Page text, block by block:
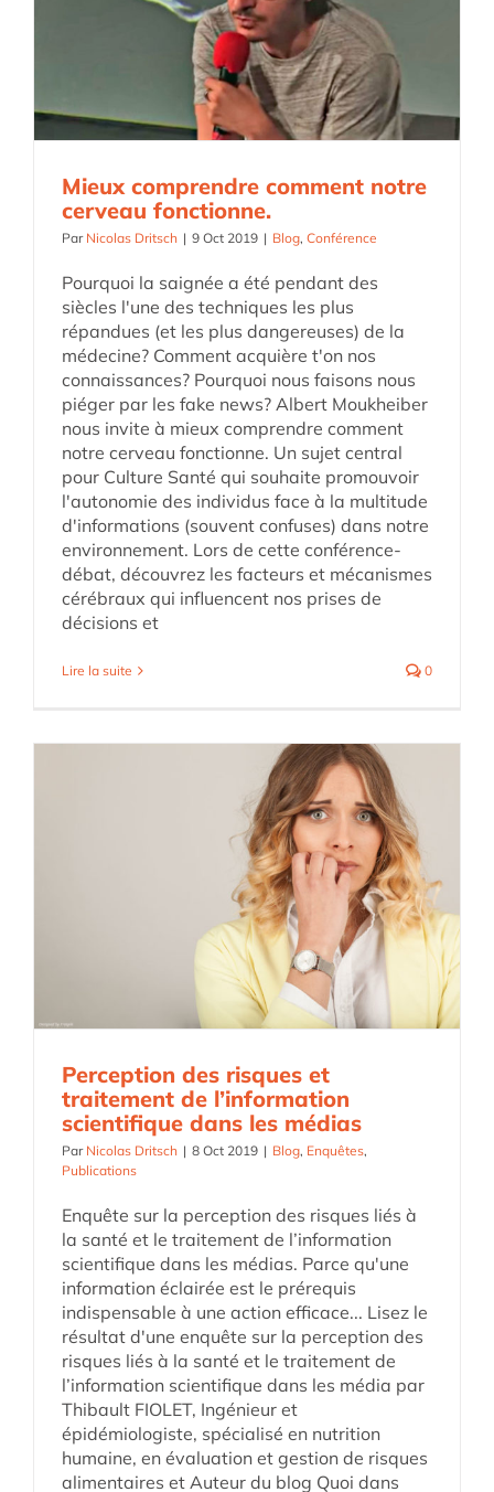
Mieux comprendre comment notre
cerveau fonctionne.
Par Nicolas Dritsch | 9 Oct 2019 | Blog, Conférence
Pourquoi la saignée a été pendant des
siècles l'une des techniques les plus
répandues (et les plus dangereuses) de la
médecine? Comment acquière t'on nos
connaissances? Pourquoi nous faisons nous
piéger par les fake news? Albert Moukheiber
nous invite à mieux comprendre comment
notre cerveau fonctionne. Un sujet central
pour Culture Santé qui souhaite promouvoir
l'autonomie des individus face à la multitude
d'informations (souvent confuses) dans notre
environnement. Lors de cette conférence-
débat, découvrez les facteurs et mécanismes
cérébraux qui influencent nos prises de
décisions et
Lire la suite 0
Perception des risques et
traitement de l’information
scientifique dans les médias
Par Nicolas Dritsch | 8 Oct 2019 | Blog, Enquêtes,
Publications
Enquête sur la perception des risques liés à
la santé et le traitement de l’information
scientifique dans les médias. Parce qu'une
information éclairée est le prérequis
indispensable à une action efficace... Lisez le
résultat d'une enquête sur la perception des
risques liés à la santé et le traitement de
l’information scientifique dans les média par
Thibault FIOLET, Ingénieur et
épidémiologiste, spécialisé en nutrition
humaine, en évaluation et gestion de risques
alimentaires et Auteur du blog Quoi dans